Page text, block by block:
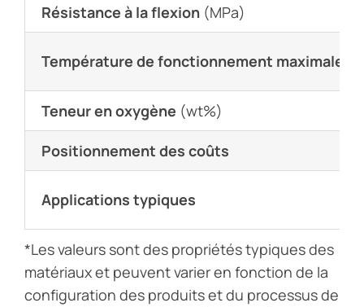
Résistance à la flexion (MPa)
Température de fonctionnement maximale
Teneur en oxygène (wt%)
Positionnement des coûts
Applications typiques
*Les valeurs sont des propriétés typiques des
matériaux et peuvent varier en fonction de la
configuration des produits et du processus de